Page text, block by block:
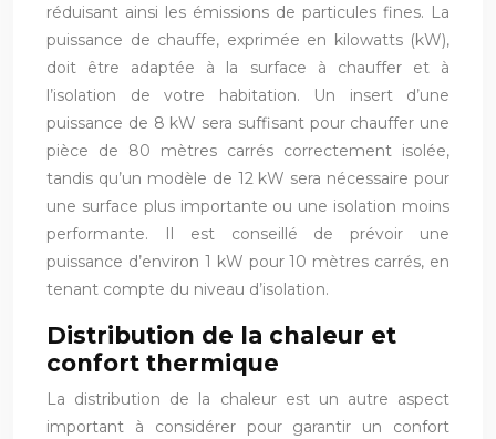
réduisant ainsi les émissions de particules fines. La
puissance de chauffe, exprimée en kilowatts (kW),
doit être adaptée à la surface à chauffer et à
l’isolation de votre habitation. Un insert d’une
puissance de 8 kW sera suffisant pour chauffer une
pièce de 80 mètres carrés correctement isolée,
tandis qu’un modèle de 12 kW sera nécessaire pour
une surface plus importante ou une isolation moins
performante. Il est conseillé de prévoir une
puissance d’environ 1 kW pour 10 mètres carrés, en
tenant compte du niveau d’isolation.
Distribution de la chaleur et
confort thermique
La distribution de la chaleur est un autre aspect
important à considérer pour garantir un confort